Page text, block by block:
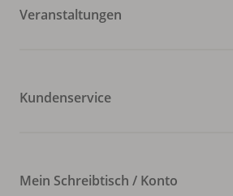
Veranstaltungen
Kundenservice
Mein Schreibtisch / Konto